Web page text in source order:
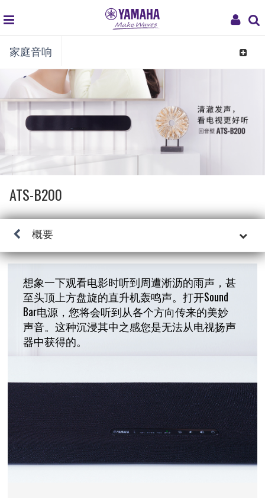
My
global
navigation
家庭音响
Toggle
ATS-B200
概要
想象一下观看电影时听到周遭淅沥的雨声，甚
至头顶上方盘旋的直升机轰鸣声。打开Sound
Bar电源，您将会听到从各个方向传来的美妙
声音。这种沉浸其中之感您是无法从电视扬声
器中获得的。